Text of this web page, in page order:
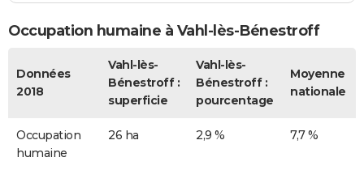
Occupation humaine à Vahl-lès-Bénestroff
Données
2018
Vahl-lès-
Bénestroff :
superficie
Vahl-lès-
Bénestroff :
pourcentage
Moyenne
nationale
Occupation
humaine
26 ha 2,9 % 7,7 %